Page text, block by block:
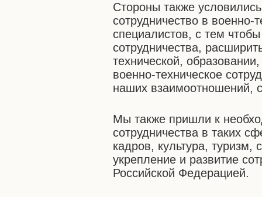
Стороны также
сотрудничество в военно-
специалистов, с тем
сотрудничества,
технической,
военно-техническое
наших взаимоотношений,
Мы также пришли к
сотрудничества в таких
кадров, культура, туризм,
укрепление и развитие
Российской Федерацией.